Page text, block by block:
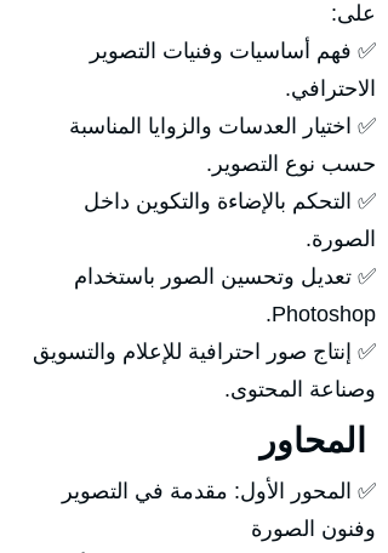
على:
✅ فهم أساسيات وفنيات التصوير
الاحترافي.
✅ اختيار العدسات والزوايا المناسبة
حسب نوع التصوير.
✅ التحكم بالإضاءة والتكوين داخل
الصورة.
✅ تعديل وتحسين الصور باستخدام
Photoshop.
✅ إنتاج صور احترافية للإعلام والتسويق
وصناعة المحتوى.
✅ المحور الأول: مقدمة في التصوير
وفنون الصورة